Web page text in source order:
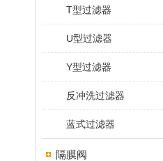
T型过滤器
U型过滤器
Y型过滤器
反冲洗过滤器
蓝式过滤器
隔膜阀